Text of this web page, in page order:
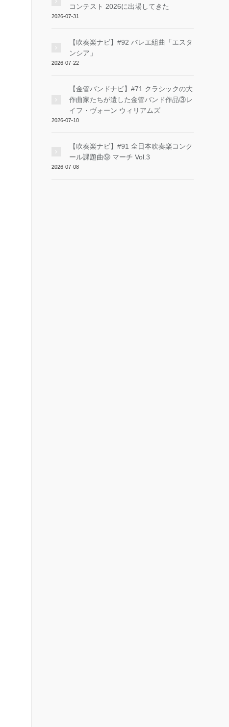
コンテスト 2026に出場してきた
2026-07-31
【吹奏楽ナビ】#92 バレエ組曲「エスタ
ンシア」
2026-07-22
【金管バンドナビ】#71 クラシックの大
作曲家たちが遺した金管バンド作品③レ
イフ・ヴォーン ウィリアムズ
2026-07-10
【吹奏楽ナビ】#91 全日本吹奏楽コンク
ール課題曲⑨ マーチ Vol.3
2026-07-08